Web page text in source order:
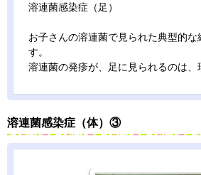
溶連菌感染症（足）
お子さんの溶連菌で見られた典型的
す。
溶連菌の発疹が、足に見られるのは、
溶連菌感染症（体）③